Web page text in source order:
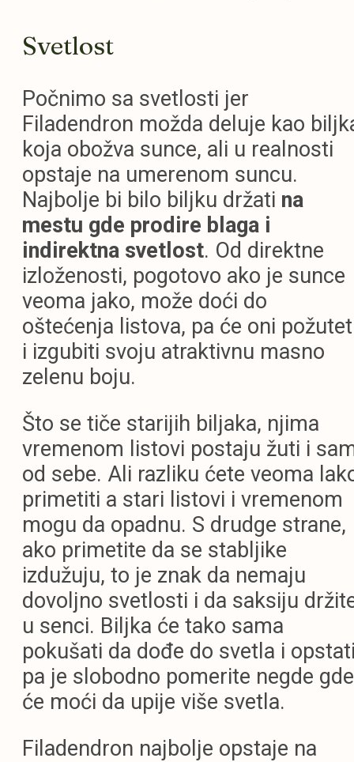
Svetlost
Počnimo sa svetlosti jer
Filadendron možda deluje kao
koja obožva sunce, ali u realnosti
opstaje na umerenom suncu.
Najbolje bi bilo biljku držati na
mestu gde prodire blaga i
indirektna svetlost. Od direktne
izloženosti, pogotovo ako je sunce
veoma jako, može doći do
oštećenja listova, pa će oni
i izgubiti svoju atraktivnu masno
zelenu boju.
Što se tiče starijih biljaka, njima
vremenom listovi postaju žuti i
od sebe. Ali razliku ćete veoma
primetiti a stari listovi i vremenom
mogu da opadnu. S drudge strane,
ako primetite da se stabljike
izdužuju, to je znak da nemaju
dovoljno svetlosti i da saksiju
u senci. Biljka će tako sama
pokušati da dođe do svetla i
pa je slobodno pomerite negde gde
će moći da upije više svetla.
Filadendron najbolje opstaje na